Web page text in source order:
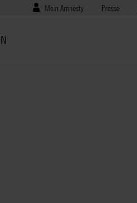
Benutzermenü
Mein Amnesty Presse
Presse